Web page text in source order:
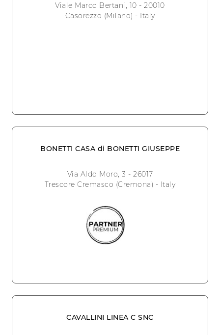
Viale Marco Bertani, 10 - 20010
Casorezzo (Milano) - Italy
BONETTI CASA di BONETTI GIUSEPPE
Via Aldo Moro, 3 - 26017
Trescore Cremasco (Cremona) - Italy
CAVALLINI LINEA C SNC